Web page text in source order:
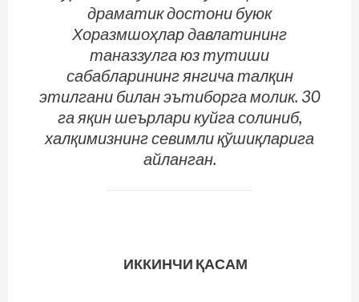
драматик достони буюк
Хоразмшоҳлар давлатининг
таназзулга юз тутиши
сабабларининг янгича талқин
этилгани билан эътиборга молик. 30
га яқин шеърлари куйга солиниб,
халқимизнинг севимли қўшиқларига
айланган.
ИККИНЧИ ҚАСАМ